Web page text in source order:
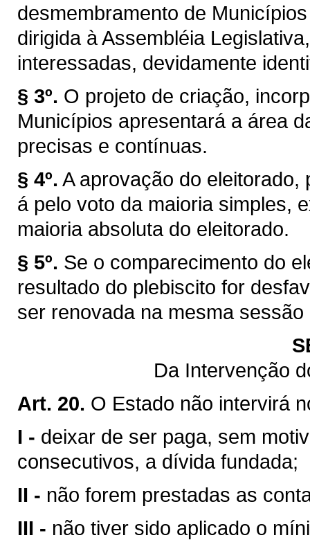
desmembramento de
dirigida à Assembléia
interessadas, devidamente
§ 3º. O projeto de criação,
Municípios apresentará a área
precisas e contínuas.
§ 4º. A aprovação do eleitorado,
á pelo voto da maioria simples,
maioria absoluta do eleitorado.
§ 5º. Se o comparecimento do
resultado do plebiscito for
ser renovada na mesma sessão
Da Intervenção
Art. 20. O Estado não intervirá
I - deixar de ser paga, sem
consecutivos, a dívida fundada;
II - não forem prestadas as
III - não tiver sido aplicado o